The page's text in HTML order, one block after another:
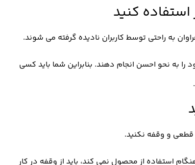
به راحتی توسط کاربران نادیده گرفته می شوند.
را به نحو احسن انجام دهند. بنابراین شما باید کسی
قطعی و وقفه نکنید.
استفاده از محصول نمی کند، باید از وقفه در کار